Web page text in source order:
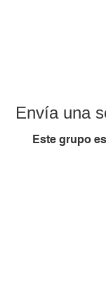
Envía una
Este grupo